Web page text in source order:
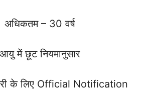
अधिकतम – 30 वर्ष
आयु में छूट नियमानुसार
के लिए Official Notification